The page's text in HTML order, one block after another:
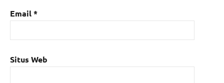
Email*
Situs Web